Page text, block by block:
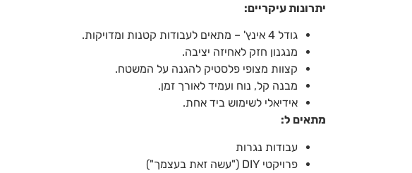
יתרונות עיקריים:
גודל 4 אינץ' – מתאים לעבודות קטנות ומדויקות.
מנגנון חזק לאחיזה יציבה.
קצוות מצופי פלסטיק להגנה על המשטח.
מבנה קל, נוח ועמיד לאורך זמן.
אידיאלי לשימוש ביד אחת.
מתאים ל:
עבודות נגרות
פרויקטי DIY ("עשה זאת בעצמך")